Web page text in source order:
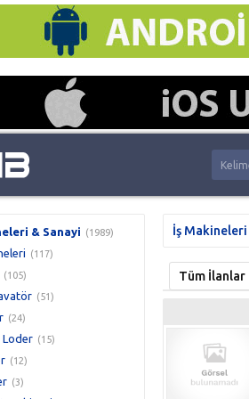
& Sanayi (1989)
(117)
(105)
(51)
(24)
Loder (15)
(12)
(3)
İş Makineleri
Tüm İlanlar